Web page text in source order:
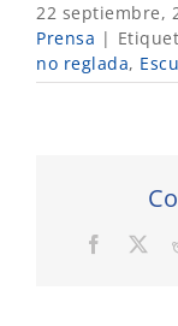
22 septiembre,
Prensa |
no reglada,